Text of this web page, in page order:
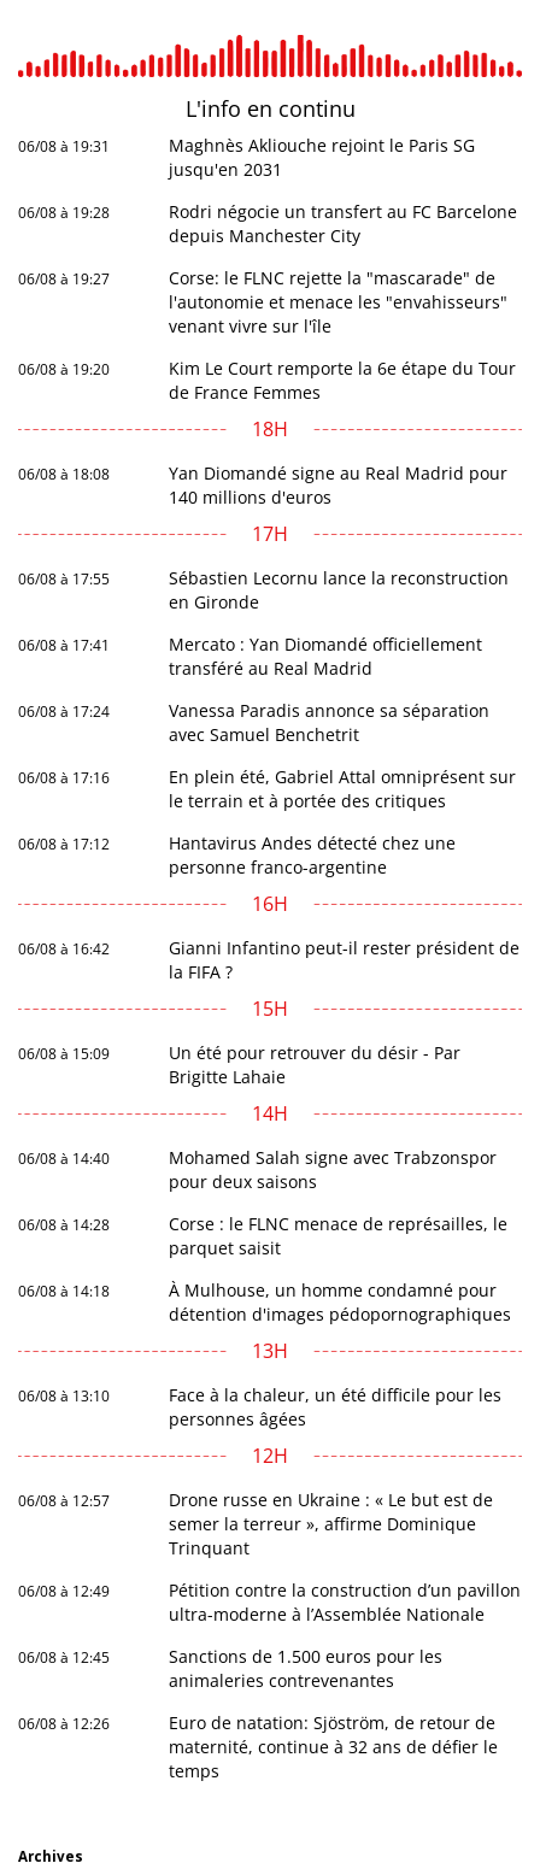
L'info en continu
06/08 à 19:31
Maghnès Akliouche rejoint le Paris SG
jusqu'en 2031
06/08 à 19:28
Rodri négocie un transfert au FC Barcelone
depuis Manchester City
06/08 à 19:27
Corse: le FLNC rejette la "mascarade" de
l'autonomie et menace les "envahisseurs"
venant vivre sur l'île
06/08 à 19:20
Kim Le Court remporte la 6e étape du Tour
de France Femmes
18H
06/08 à 18:08
Yan Diomandé signe au Real Madrid pour
140 millions d'euros
17H
06/08 à 17:55
Sébastien Lecornu lance la reconstruction
en Gironde
06/08 à 17:41
Mercato : Yan Diomandé officiellement
transféré au Real Madrid
06/08 à 17:24
Vanessa Paradis annonce sa séparation
avec Samuel Benchetrit
06/08 à 17:16
En plein été, Gabriel Attal omniprésent sur
le terrain et à portée des critiques
06/08 à 17:12
Hantavirus Andes détecté chez une
personne franco-argentine
16H
06/08 à 16:42
Gianni Infantino peut-il rester président de
la FIFA ?
15H
06/08 à 15:09
Un été pour retrouver du désir - Par
Brigitte Lahaie
14H
06/08 à 14:40
Mohamed Salah signe avec Trabzonspor
pour deux saisons
06/08 à 14:28
Corse : le FLNC menace de représailles, le
parquet saisit
06/08 à 14:18
À Mulhouse, un homme condamné pour
détention d'images pédopornographiques
13H
06/08 à 13:10
Face à la chaleur, un été difficile pour les
personnes âgées
12H
06/08 à 12:57
Drone russe en Ukraine : « Le but est de
semer la terreur », affirme Dominique
Trinquant
06/08 à 12:49
Pétition contre la construction d’un pavillon
ultra-moderne à l’Assemblée Nationale
06/08 à 12:45
Sanctions de 1.500 euros pour les
animaleries contrevenantes
06/08 à 12:26
Euro de natation: Sjöström, de retour de
maternité, continue à 32 ans de défier le
temps
Archives